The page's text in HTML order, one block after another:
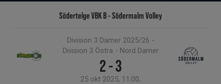
Södertelge VBK B - Södermalm Volley
Division 3 Damer 2025/26 -
Division 3 Östra - Nord Damer
2 - 3
25 okt 2025, 11:00,